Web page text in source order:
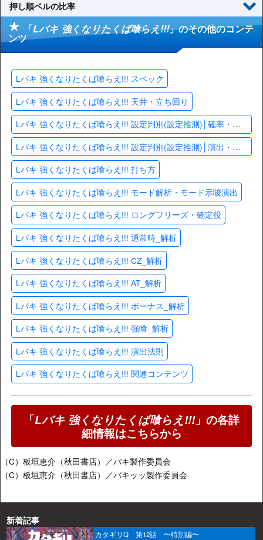
押し順ベルの比率
「Lバキ 強くなりたくば喰らえ!!!」のその他のコンテ
ンツ
Lバキ 強くなりたくば喰らえ!!! スペック
Lバキ 強くなりたくば喰らえ!!! 天井・立ち回り
Lバキ 強くなりたくば喰らえ!!! 設定判別(設定推測)│確率・数値
Lバキ 強くなりたくば喰らえ!!! 設定判別(設定推測)│演出・終了画面
Lバキ 強くなりたくば喰らえ!!! 打ち方
Lバキ 強くなりたくば喰らえ!!! モード解析・モード示唆演出
Lバキ 強くなりたくば喰らえ!!! ロングフリーズ・確定役
Lバキ 強くなりたくば喰らえ!!! 通常時_解析
Lバキ 強くなりたくば喰らえ!!! CZ_解析
Lバキ 強くなりたくば喰らえ!!! AT_解析
Lバキ 強くなりたくば喰らえ!!! ボーナス_解析
Lバキ 強くなりたくば喰らえ!!! 強喰_解析
Lバキ 強くなりたくば喰らえ!!! 演出法則
Lバキ 強くなりたくば喰らえ!!! 関連コンテンツ
「Lバキ 強くなりたくば喰らえ!!!」の各詳
細情報はこちらから
（C）板垣恵介（秋田書店）／バキ製作委員会
（C）板垣恵介（秋田書店）／バキッッ製作委員会
新着記事
カタギリQ 第12話 〜特別編〜